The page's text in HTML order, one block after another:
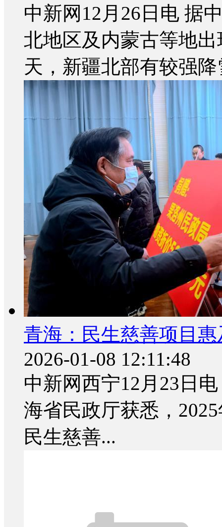
中新网12月26日电 据
北地区及内蒙古等地
天，新疆北部有较强降
青海：民生慈善项目
2026-01-08 12:11:48
中新网西宁12月23日
海省民政厅获悉，
民生慈善...